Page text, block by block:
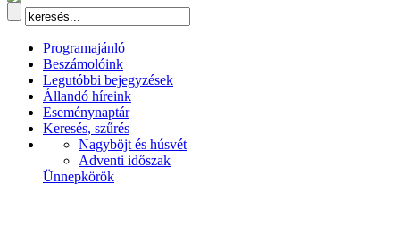
Programajánló
Beszámolóink
Legutóbbi bejegyzések
Állandó híreink
Eseménynaptár
Keresés, szűrés
Nagyböjt és húsvét
Adventi időszak
Ünnepkörök